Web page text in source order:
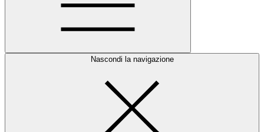
Nascondi la navigazione